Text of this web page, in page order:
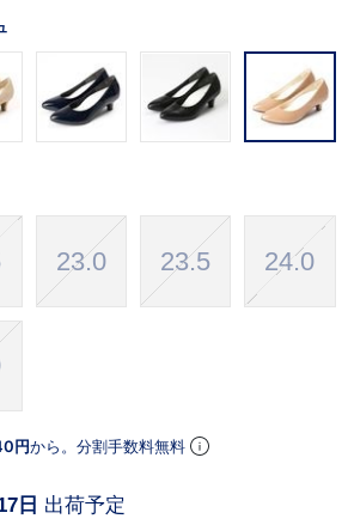
23.0 23.5 24.0
円から。分割手数料無料
日 出荷予定